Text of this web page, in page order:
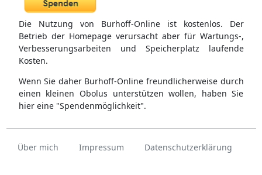
Die Nutzung von Burhoff-Online ist kostenlos. Der
Betrieb der Homepage verursacht aber für Wartungs-,
Verbesserungsarbeiten und Speicherplatz laufende
Kosten.
Wenn Sie daher Burhoff-Online freundlicherweise durch
einen kleinen Obolus unterstützen wollen, haben Sie
hier eine "Spendenmöglichkeit".
Über mich Impressum Datenschutzerklärung